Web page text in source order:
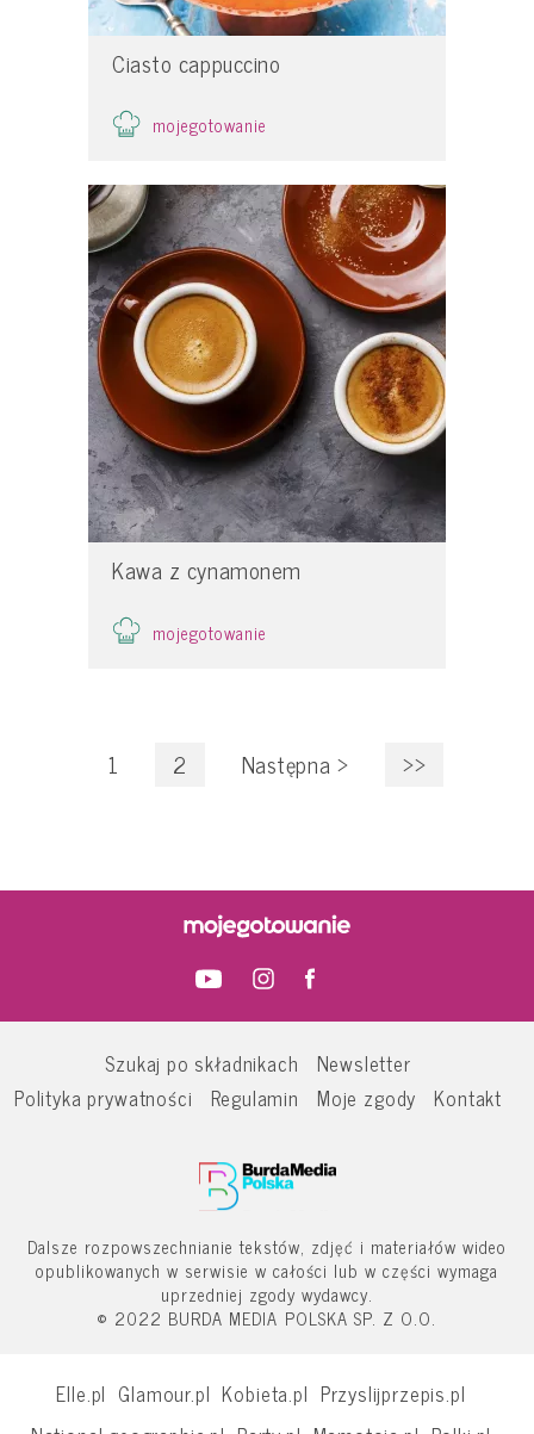
Ciasto cappuccino
mojegotowanie
Kawa z cynamonem
mojegotowanie
1 2 Następna > >>
Szukaj po składnikach
Newsletter
Polityka prywatności
Regulamin Moje zgody Kontakt
Dalsze rozpowszechnianie tekstów, zdjęć i materiałów wideo
opublikowanych w serwisie w całości lub w części wymaga
uprzedniej zgody wydawcy.
© 2022 BURDA MEDIA POLSKA SP. Z O.O.
Elle.pl Glamour.pl Kobieta.pl Przyslijprzepis.pl